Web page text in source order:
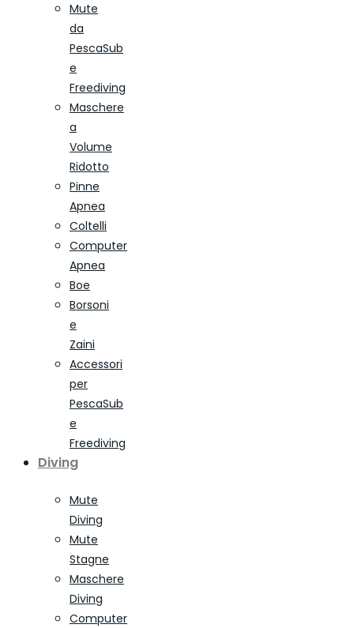
Mute
da
PescaSub
e
Freediving
Maschere
a
Volume
Ridotto
Pinne
Apnea
Coltelli
Computer
Apnea
Boe
Borsoni
e
Zaini
Accessori
per
PescaSub
e
Freediving
Diving
Mute
Diving
Mute
Stagne
Maschere
Diving
Computer